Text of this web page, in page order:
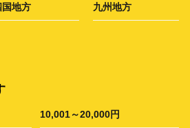
国地方 九州地方
10,001～20,000円